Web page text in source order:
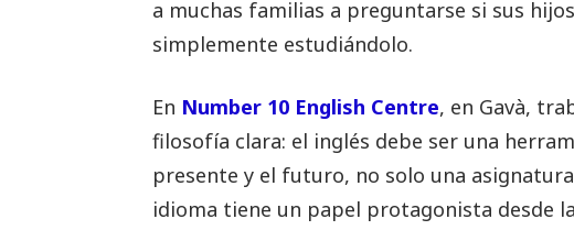
a muchas familias a preguntarse si sus
simplemente estudiándolo.
En Number 10 English Centre, en Gavà,
filosofía clara: el inglés debe ser una
presente y el futuro, no solo una
idioma tiene un papel protagonista desde